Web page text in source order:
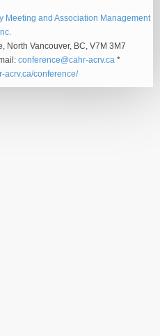
Meeting and Association Management
North Vancouver, BC, V7M 3M7
conference@cahr-acrv.ca *
acrv.ca/conference/